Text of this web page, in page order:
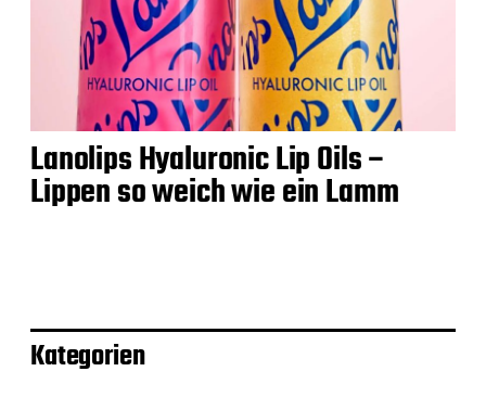
Lanolips Hyaluronic Lip Oils –
Lippen so weich wie ein Lamm
Kategorien